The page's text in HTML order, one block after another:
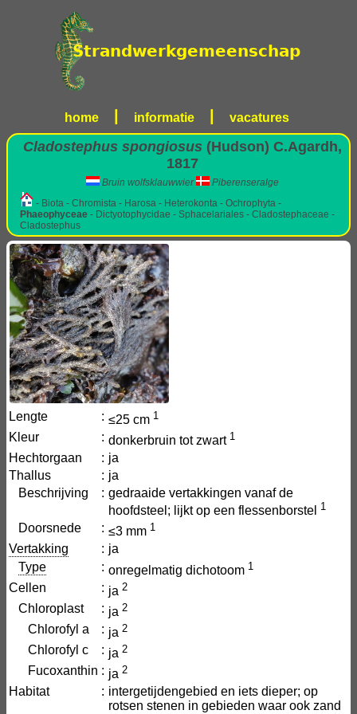
home informatie vacatures
Cladostephus spongiosus (Hudson) C.Agardh,
1817
Bruin wolfsklauwwier
Piberenseralge
- Biota - Chromista - Harosa - Heterokonta - Ochrophyta -
Phaeophyceae - Dictyotophycidae - Sphacelariales - Cladostephaceae -
Cladostephus
Lengte : ≤25 cm 1
Kleur : donkerbruin tot zwart 1
Hechtorgaan : ja
Thallus
: ja
Beschrijving
: gedraaide vertakkingen vanaf de
hoofdsteel; lijkt op een flessenborstel 1
Doorsnede : ≤3 mm 1
Vertakking : ja
Type
: onregelmatig dichotoom 1
Cellen : ja 2
Chloroplast : ja 2
Chlorofyl a : ja 2
Chlorofyl c : ja 2
Fucoxanthin : ja 2
Habitat : intergetijdengebied en iets dieper; op
rotsen stenen in gebieden waar ook zand